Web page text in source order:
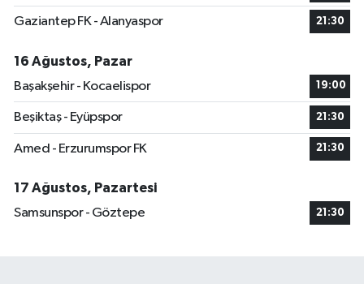
Gaziantep FK - Alanyaspor 21:30
16 Ağustos, Pazar
Başakşehir - Kocaelispor
19:00
Beşiktaş - Eyüpspor 21:30
Amed - Erzurumspor FK 21:30
17 Ağustos, Pazartesi
Samsunspor - Göztepe
21:30